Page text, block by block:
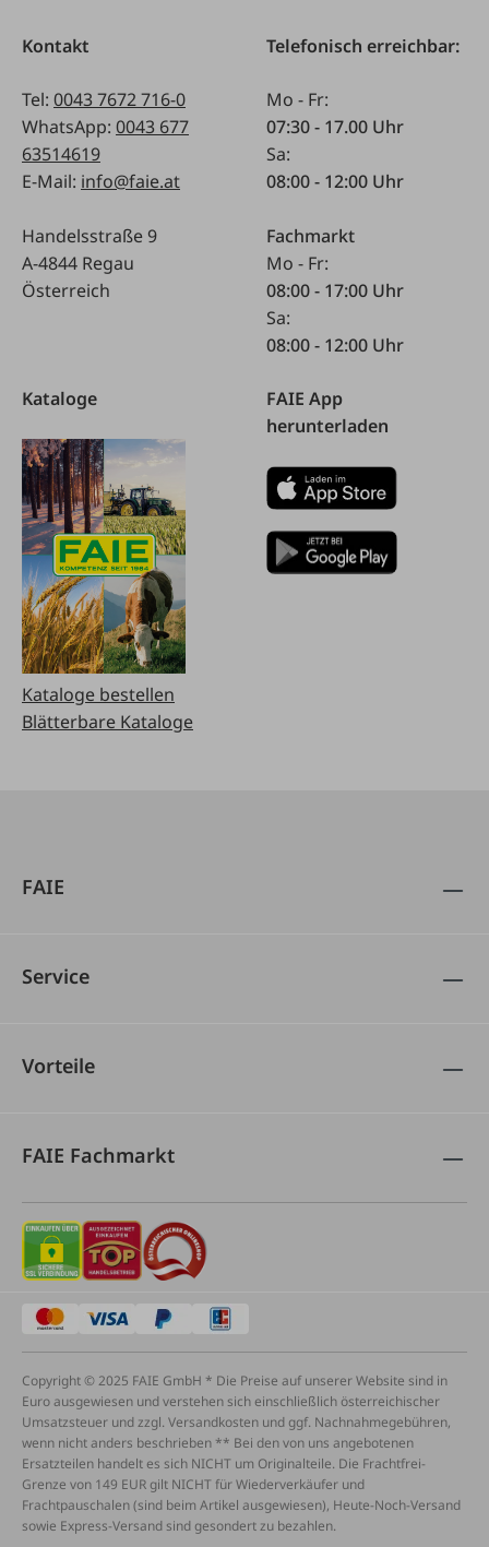
Kontakt
Tel: 0043 7672 716-0
WhatsApp: 0043 677
63514619
E-Mail: info@faie.at
Handelsstraße 9
A-4844 Regau
Österreich
Telefonisch erreichbar:
Mo - Fr:
07:30 - 17.00 Uhr
Sa:
08:00 - 12:00 Uhr
Fachmarkt
Mo - Fr:
08:00 - 17:00 Uhr
Sa:
08:00 - 12:00 Uhr
Kataloge
Kataloge bestellen
Blätterbare Kataloge
FAIE App
herunterladen
FAIE
Service
Vorteile
FAIE Fachmarkt
Copyright © 2025 FAIE GmbH * Die Preise auf unserer Website sind in
Euro ausgewiesen und verstehen sich einschließlich österreichischer
Umsatzsteuer und zzgl. Versandkosten und ggf. Nachnahmegebühren,
wenn nicht anders beschrieben ** Bei den von uns angebotenen
Ersatzteilen handelt es sich NICHT um Originalteile. Die Frachtfrei-
Grenze von 149 EUR gilt NICHT für Wiederverkäufer und
Frachtpauschalen (sind beim Artikel ausgewiesen), Heute-Noch-Versand
sowie Express-Versand sind gesondert zu bezahlen.